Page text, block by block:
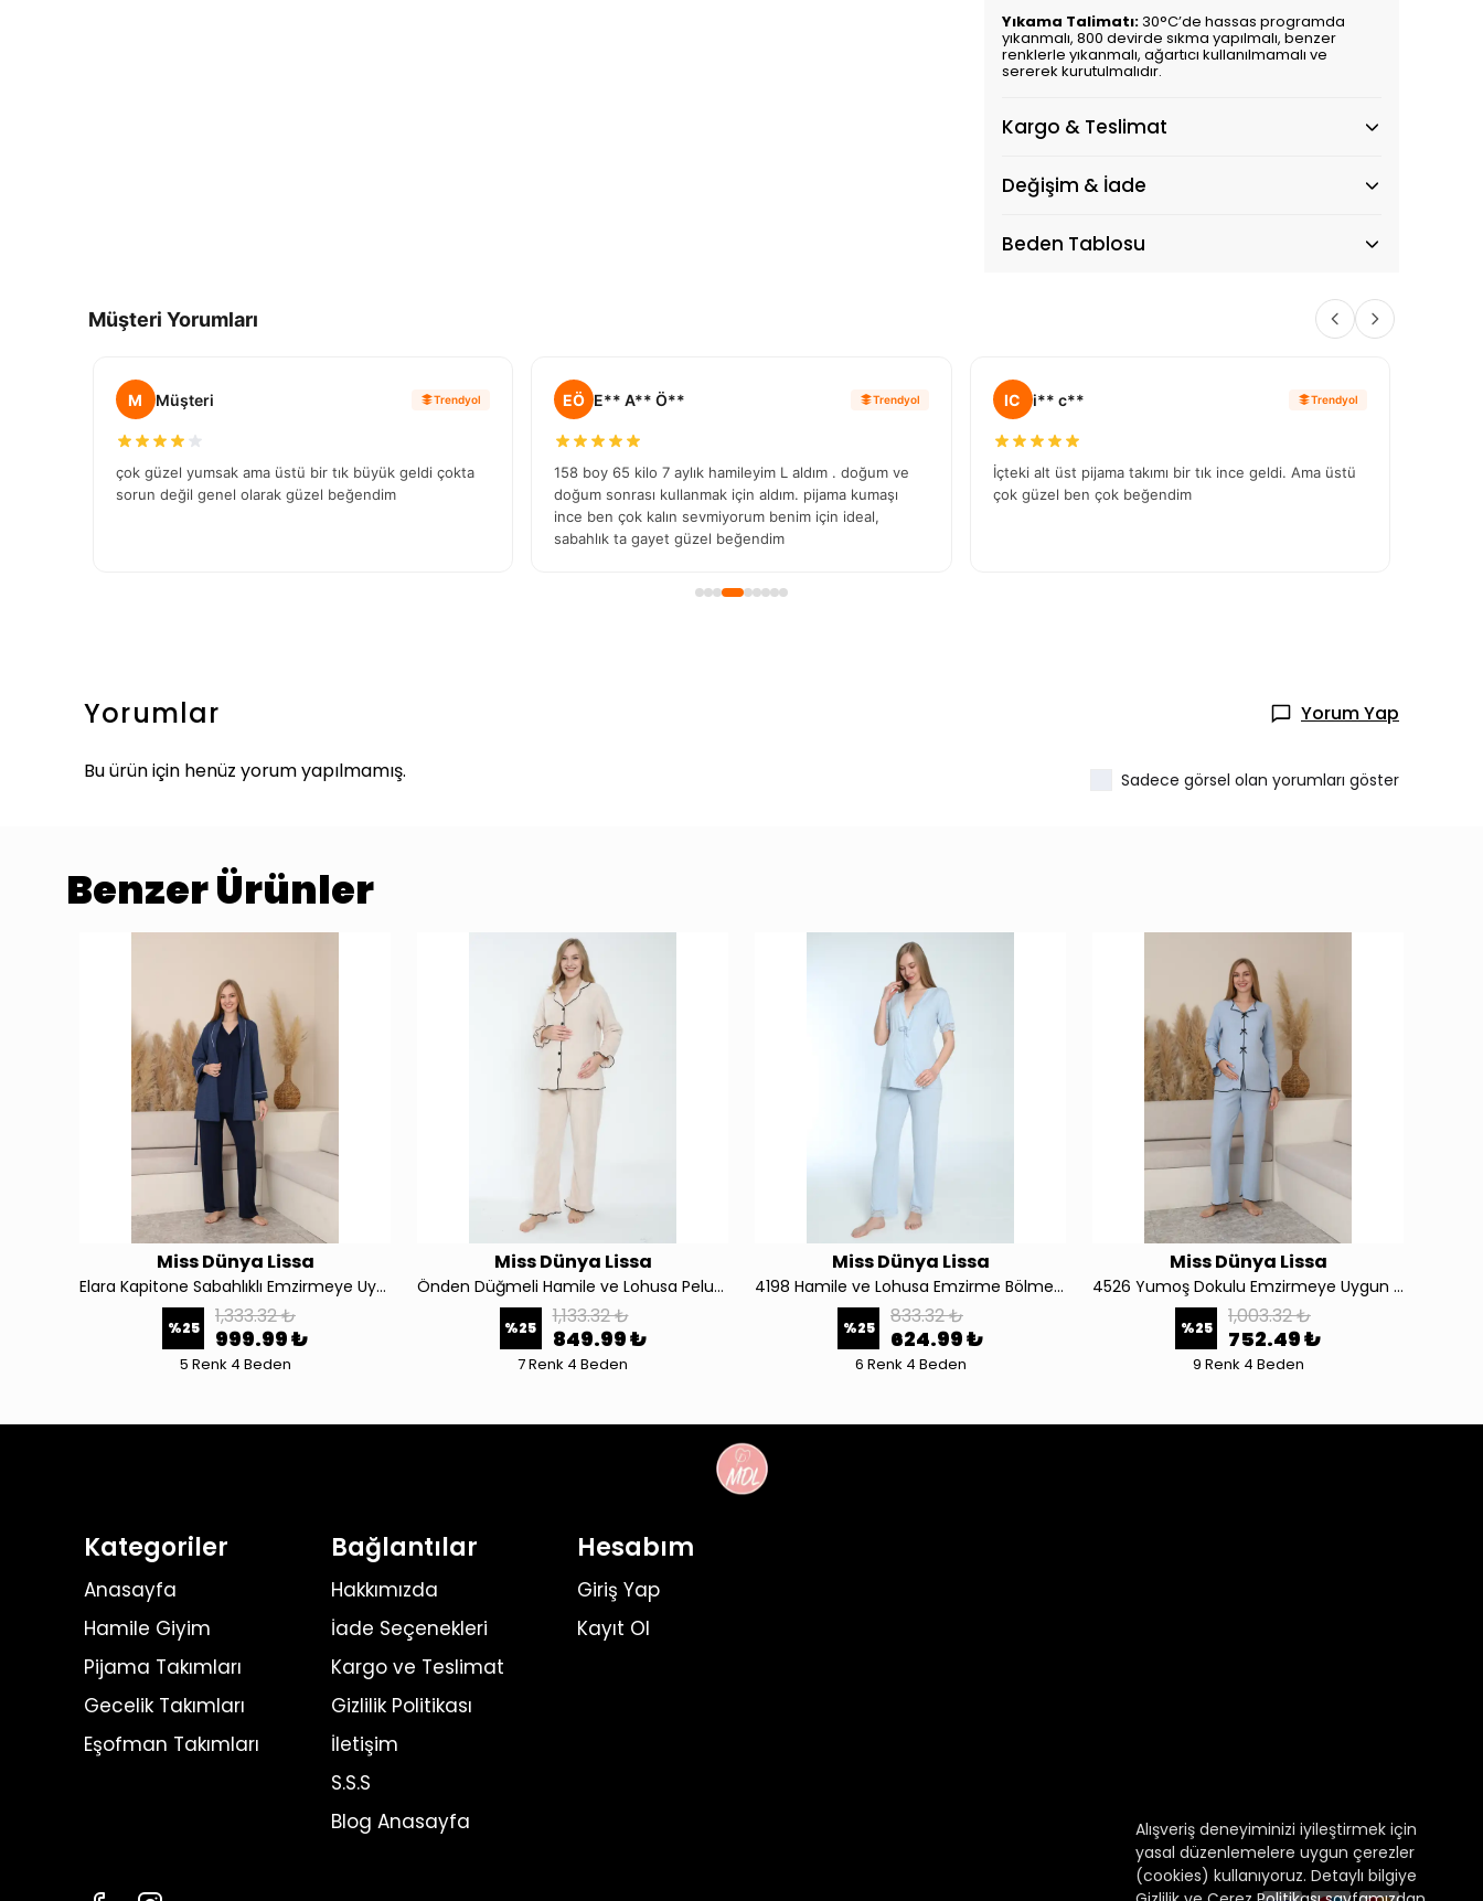
Alışveriş deneyiminizi iyileştirmek için
yasal düzenlemelere uygun çerezler
(cookies) kullanıyoruz. Detaylı bilgiye
Yıkama Talimatı:30°C’de hassas programda
yıkanmalı, 800 devirde sıkma yapılmalı, benzer
renklerle yıkanmalı, ağartıcı kullanılmamalı ve
sererek kurutulmalıdır.
Kargo & Teslimat
Değişim & İade
Beden Tablosu
Yorumlar Yorum Yap
Bu ürün için henüz yorum yapılmamış. Sadece görsel olan yorumları göster
Benzer Ürünler
Miss Dünya Lissa
Elara Kapitone Sabahlıklı Emzirmeye Uygun Uzun Kol Hamile ve Lohusa Pijama Takımı 4538
%25 1,333.32 ₺
999.99 ₺
5 Renk 4 Beden
Miss Dünya Lissa
Önden Düğmeli Hamile ve Lohusa Peluş Pijama Takımı 4338
%25 1,133.32 ₺
849.99 ₺
7 Renk 4 Beden
Miss Dünya Lissa
4198 Hamile ve Lohusa Emzirme Bölmeli Pijama Takımı
%25 833.32 ₺
624.99 ₺
6 Renk 4 Beden
Miss Dünya Lissa
4526 Yumoş Dokulu Emzirmeye Uygun Ayarlanabilir Bel Detaylı Hamile ve Lohusa Pijama Takımı
%25 1,003.32 ₺
752.49 ₺
9 Renk 4 Beden
Kategoriler
Anasayfa
Hamile Giyim
Pijama Takımları
Gecelik Takımları
Eşofman Takımları
Bağlantılar
Hakkımızda
İade Seçenekleri
Kargo ve Teslimat
Gizlilik Politikası
İletişim
S.S.S
Blog Anasayfa
Hesabım
Giriş Yap
Kayıt Ol